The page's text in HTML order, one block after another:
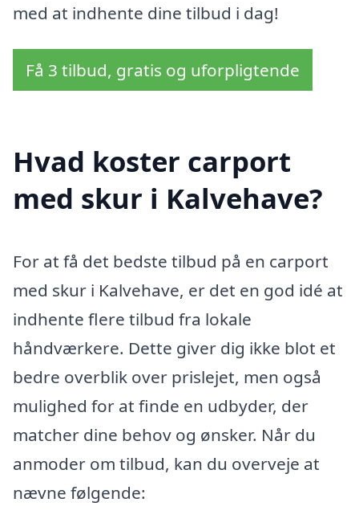
med at indhente dine tilbud i dag!
Få 3 tilbud, gratis og uforpligtende
Hvad koster carport
med skur i Kalvehave?
For at få det bedste tilbud på en carport
med skur i Kalvehave, er det en god idé at
indhente flere tilbud fra lokale
håndværkere. Dette giver dig ikke blot et
bedre overblik over prislejet, men også
mulighed for at finde en udbyder, der
matcher dine behov og ønsker. Når du
anmoder om tilbud, kan du overveje at
nævne følgende: